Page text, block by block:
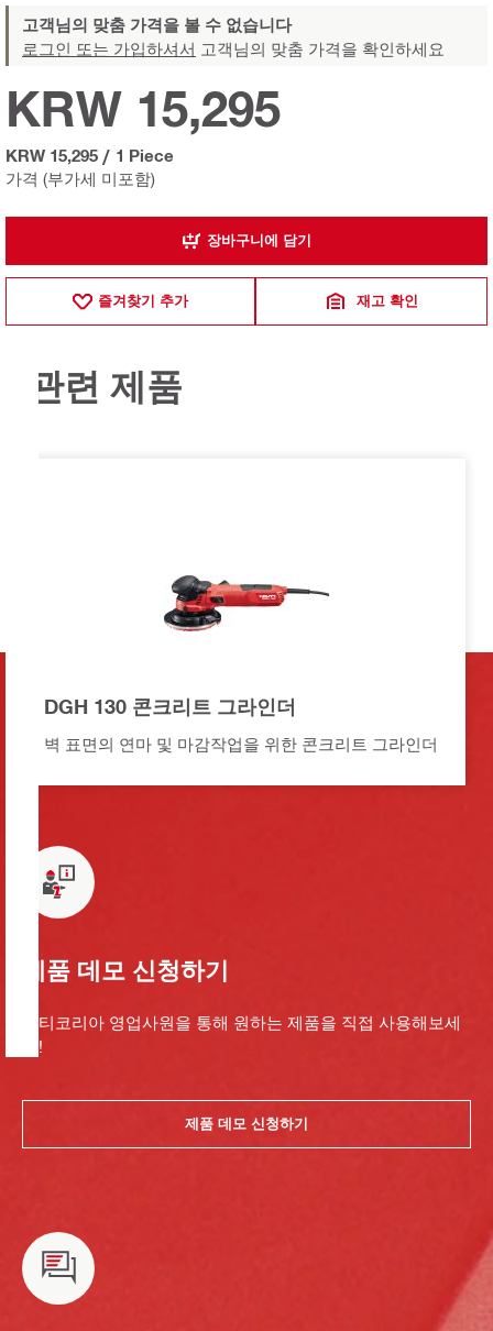
고객님의 맞춤 가격을 볼 수 없습니다
로그인 또는 가입하셔서 고객님의 맞춤 가격을 확인하세요
가격 (부가세 미포함)
KRW 15,295
KRW 15,295 / 1 Piece
장바구니에 담기
즐겨찾기 추가 재고 확인
관련 제품
DGH 130 콘크리트 그라인더
벽 표면의 연마 및 마감작업을 위한 콘크리트 그라인더
제품 데모 신청하기
힐티코리아 영업사원을 통해 원하는 제품을 직접 사용해보세
요!
제품 데모 신청하기